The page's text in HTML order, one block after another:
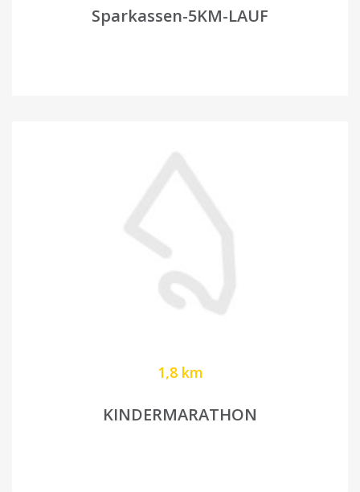
Sparkassen-5KM-LAUF
1,8 km
KINDERMARATHON